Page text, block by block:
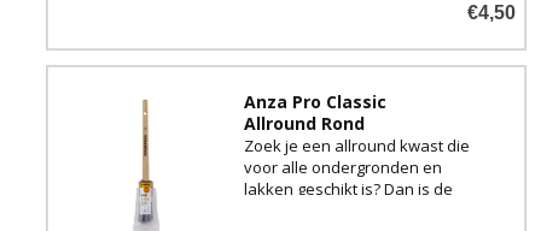
€4,50
Anza Pro Classic
Allround Rond
Zoek je een allround kwast die
voor alle ondergronden en
lakken geschikt is? Dan is de